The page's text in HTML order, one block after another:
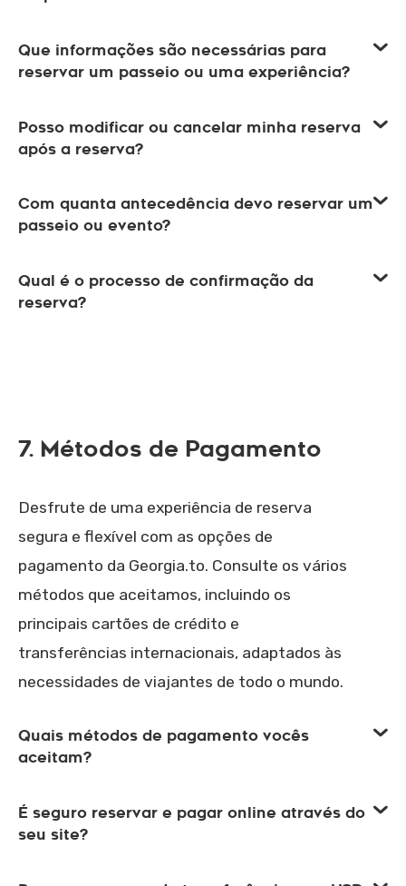
Que informações são necessárias para
reservar um passeio ou uma experiência?
Posso modificar ou cancelar minha reserva
após a reserva?
Com quanta antecedência devo reservar um
passeio ou evento?
Qual é o processo de confirmação da
reserva?
7. Métodos de Pagamento
Desfrute de uma experiência de reserva
segura e flexível com as opções de
pagamento da Georgia.to. Consulte os vários
métodos que aceitamos, incluindo os
principais cartões de crédito e
transferências internacionais, adaptados às
necessidades de viajantes de todo o mundo.
Quais métodos de pagamento vocês
aceitam?
É seguro reservar e pagar online através do
seu site?